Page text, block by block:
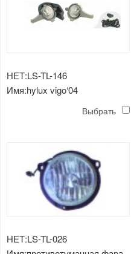
НЕТ:LS-TL-146
Имя:hylux vigo‘04
Выбрать
НЕТ:LS-TL-026